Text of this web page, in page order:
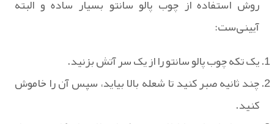
روش استفاده از چوب پالو سانتو بسیار ساده و البته
آیینی‌ست:
یک تکه چوب پالو سانتو را از یک سر آتش بزنید.‏
چند ثانیه صبر کنید تا شعله بالا بیاید، سپس آن را خاموش
کنید.